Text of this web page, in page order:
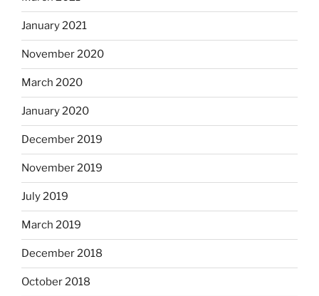
January 2021
November 2020
March 2020
January 2020
December 2019
November 2019
July 2019
March 2019
December 2018
October 2018